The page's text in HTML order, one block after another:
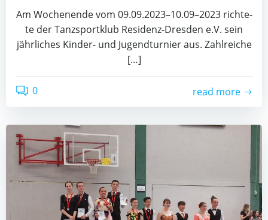
Am Wochen­en­de vom 09.09.2023–10.09–2023 rich­te­
te der Tanz­sport­klub Resi­denz-Dres­den e.V. sein
jähr­li­ches Kin­der- und Jugend­tur­nier aus. Zahl­rei­che
[…]
0 read more